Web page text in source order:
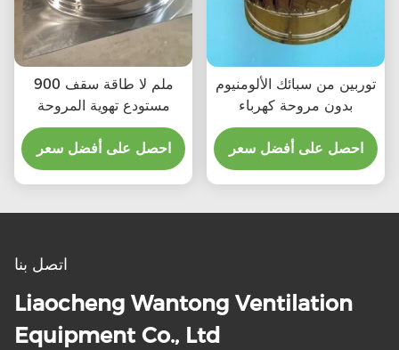
900 ملم لا طاقة سقف
مستودع تهوية المروحة
احصل على أفضل سعر
توربين من سبائك الألومنيوم
بدون مروحة كهرباء
احصل على أفضل سعر
اتصل بنا
Liaocheng Wantong Ventilation
Equipment Co., Ltd